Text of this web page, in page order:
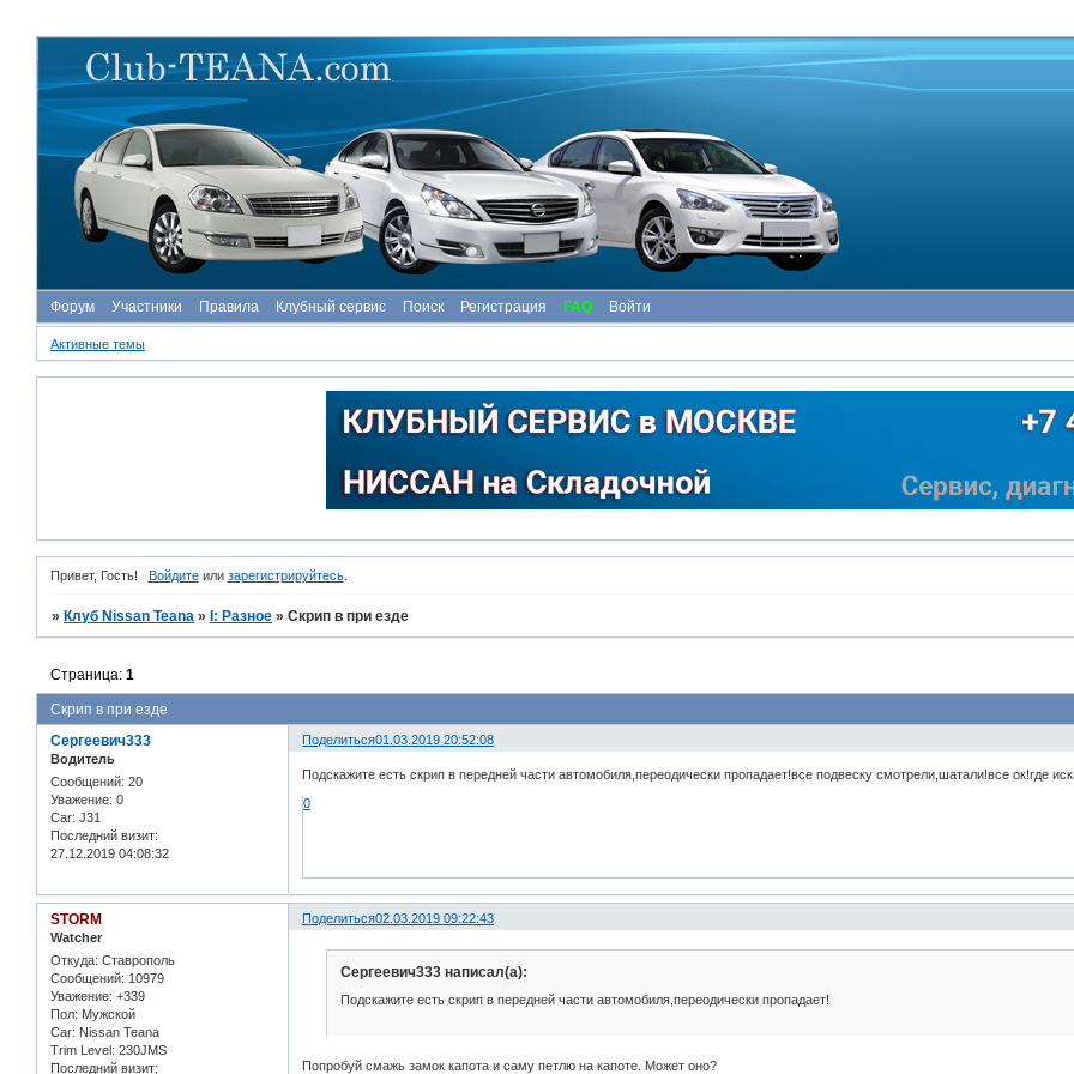
Форум Участники Правила Клубный сервис Поиск Регистрация FAQ Войти
Активные темы
Привет, Гость! Войдитеили зарегистрируйтесь.
» Клуб Nissan Teana » I: Разное »Скрип в при езде
Скрип в при езде
Страница:1
Поделиться01.03.2019 20:52:08
Сергеевич333
Водитель
Сообщений: 20
Уважение: 0
Car: J31
Последний визит:
27.12.2019 04:08:32
Подскажите есть скрип в передней части автомобиля,переодически пропадает!все подвеску смотрели,шатали!все ок!где
0
Поделиться02.03.2019 09:22:43
STORM
Watcher
Откуда: Ставрополь
Сообщений: 10979
Уважение: +339
Пол: Мужской
Car: Nissan Teana
Trim Level: 230JMS
Последний визит:
Сергеевич333 написал(а):
Подскажите есть скрип в передней части автомобиля,переодически пропадает!
Попробуй смажь замок капота и саму петлю на капоте. Может оно?